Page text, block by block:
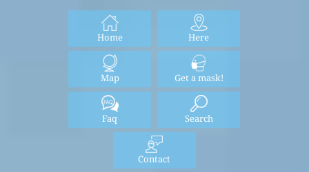
Home Here
Map Get a mask!
Faq Search
Contact